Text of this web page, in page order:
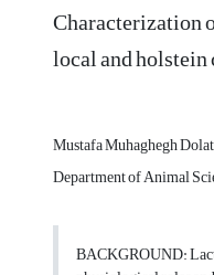
Characterization
local and
Mustafa Muhaghegh
Department of Animal
BACKGROUND: